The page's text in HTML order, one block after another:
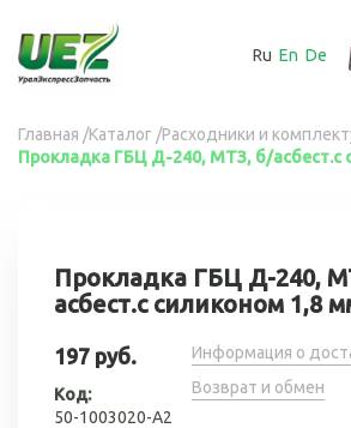
основному
содержанию
Ru En De
Вы
здесь
Главная /Каталог /Расходники и
Прокладка ГБЦ Д-240, МТЗ, б/асбест.с
Прокладка ГБЦ Д-240,
асбест.с силиконом 1,8
197 руб.
Код:
50-1003020-А2
Информация о
Возврат и обмен